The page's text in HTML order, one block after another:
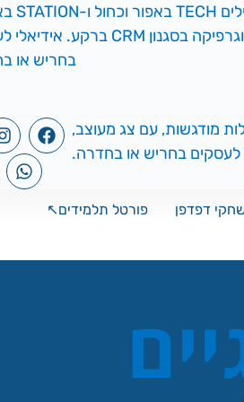
דפדפן פורטל תלמידים↖️